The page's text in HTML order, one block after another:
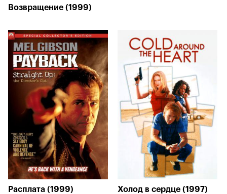
Возвращение (1999)
Расплата (1999) Холод в сердце (1997)